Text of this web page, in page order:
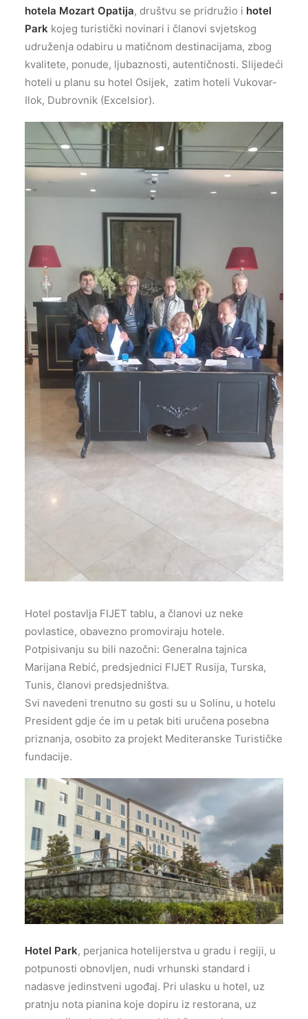
hotela Mozart Opatija, društvu se pridružio i hotel
Park kojeg turistički novinari i članovi svjetskog
udruženja odabiru u matičnom destinacijama, zbog
kvalitete, ponude, ljubaznosti, autentičnosti. Slijedeći
hoteli u planu su hotel Osijek, zatim hoteli Vukovar-
Ilok, Dubrovnik (Excelsior).
Hotel postavlja FIJET tablu, a članovi uz neke
povlastice, obavezno promoviraju hotele.
Potpisivanju su bili nazočni: Generalna tajnica
Marijana Rebić, predsjednici FIJET Rusija, Turska,
Tunis, članovi predsjedništva.
Svi navedeni trenutno su gosti su u Solinu, u hotelu
President gdje će im u petak biti uručena posebna
priznanja, osobito za projekt Mediteranske Turističke
fundacije.
Hotel Park, perjanica hotelijerstva u gradu i regiji, u
potpunosti obnovljen, nudi vrhunski standard i
nadasve jedinstveni ugođaj. Pri ulasku u hotel, uz
pratnju nota pianina koje dopiru iz restorana, uz